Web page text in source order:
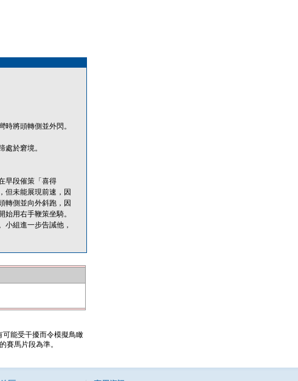
將頭轉側並外閃。
於窘境。
早段催策「喜得
但未能展現前速，因
轉側並向外斜跑，因
用右手鞭策坐騎。
小組進一步告誡他，
能受干擾而令模擬鳥瞰
賽馬片段為準。